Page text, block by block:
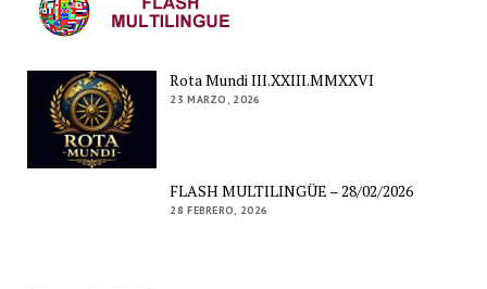
Rota Mundi III.XXIII.MMXXVI
23 MARZO, 2026
FLASH MULTILINGÜE – 28/02/2026
28 FEBRERO, 2026